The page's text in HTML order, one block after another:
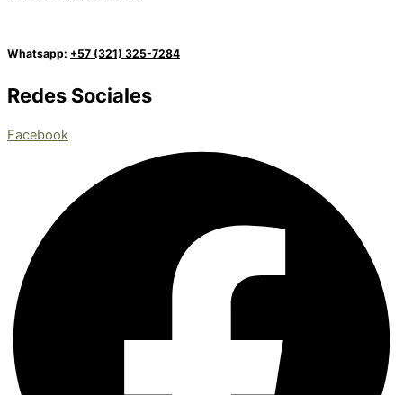
Whatsapp: +57 (321) 325-7284
Redes Sociales
Facebook